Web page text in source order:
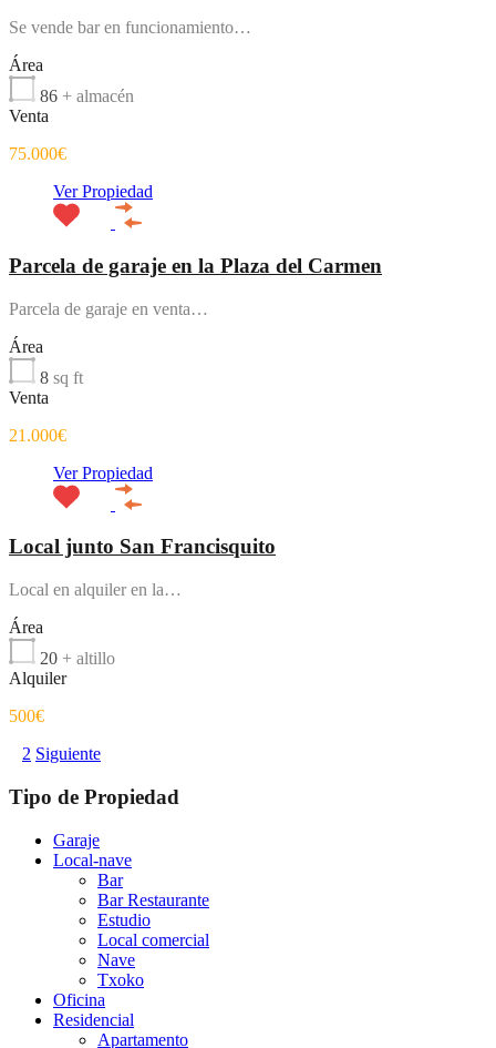
Se vende bar en funcionamiento…
Área
86 + almacén
Venta
75.000€
Ver Propiedad
Parcela de garaje en la Plaza del Carmen
Parcela de garaje en venta…
Área
8 sq ft
Venta
21.000€
Ver Propiedad
Local junto San Francisquito
Local en alquiler en la…
Área
20 + altillo
Alquiler
500€
2 Siguiente
Tipo de Propiedad
Garaje
Local-nave
Bar
Bar Restaurante
Estudio
Local comercial
Nave
Txoko
Oficina
Residencial
Apartamento